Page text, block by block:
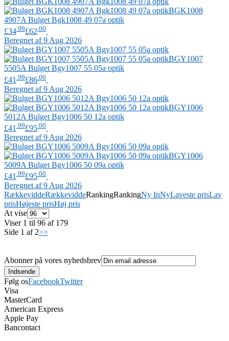
BGK1008
4907A Bulget Bgk1008 49 07a optik
£34.99£62.00
Beregnet af 9 Aug 2026
BGY1007
5505A Bulget Bgy1007 55 05a optik
£41 .99£86 .00
Beregnet af 9 Aug 2026
BGY1006
5012A Bulget Bgy1006 50 12a optik
£41 .99£95 .00
Beregnet af 9 Aug 2026
BGY1006
5009A Bulget Bgy1006 50 09a optik
£41 .99£95.00
Beregnet af 9 Aug 2026
RækkeviddeRækkeviddeRankingRankingNy InNyLaveste prisLav
prisHøjeste prisHøj pris
At vise
Viser 1 til 96 af 179
Side 1 af 2>>
Abonner på vores nyhedsbrev
Følg osFacebookTwitter
Visa
MasterCard
American Express
Apple Pay
Bancontact